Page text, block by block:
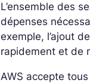
L’ensemble des
dépenses
exemple, l’ajout
rapidement et de
AWS accepte